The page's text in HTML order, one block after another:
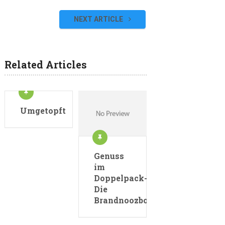
NEXT ARTICLE
Related Articles
Umgetopft
Genuss
im
Doppelpack-
Die
Brandnoozboxen